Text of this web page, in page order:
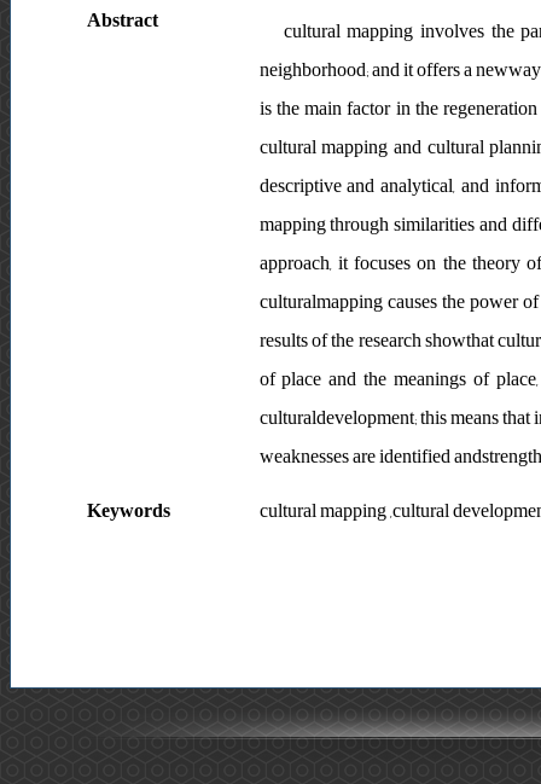
Abstract
cultural mapping involves the
neighborhood; and it offers a
is the main factor in the
cultural mapping and cultural
descriptive and analytical, and
mapping through similarities and
approach, it focuses on the theory
culturalmapping causes the power
results of the research showthat
of place and the meanings of
culturaldevelopment; this means
weaknesses are identified
Keywords
cultural mapping ,cultural